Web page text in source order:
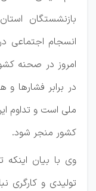
بازنشستگان
انسجام اجتماعی
امروز در صحنه
در برابر فشارها
ملی است و تداوم
کشور منجر شود.
وی با بیان
تولیدی و کارگری